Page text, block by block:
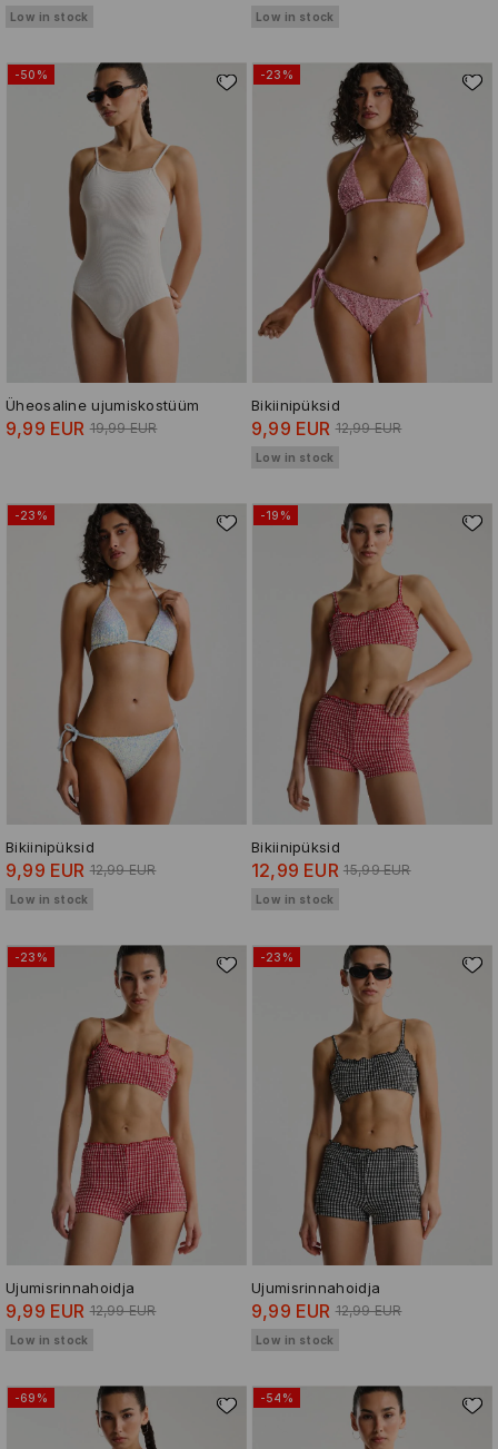
Low in stock Low in stock
-50%
Üheosaline ujumiskostüüm
9,99 EUR 19,99 EUR
-23%
Bikiinipüksid
9,99 EUR 12,99 EUR
Low in stock
-23%
Bikiinipüksid
9,99 EUR 12,99 EUR
Low in stock
-19%
Bikiinipüksid
12,99 EUR 15,99 EUR
Low in stock
-23%
Ujumisrinnahoidja
9,99 EUR 12,99 EUR
Low in stock
-23%
Ujumisrinnahoidja
9,99 EUR 12,99 EUR
Low in stock
-69% -54%